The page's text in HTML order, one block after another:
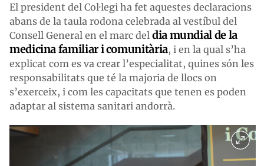
El president del Col·legi ha fet aquestes declaracions
abans de la taula rodona celebrada al vestíbul del
Consell General en el marc del dia mundial de la
medicina familiar i comunitària, i en la qual s’ha
explicat com es va crear l’especialitat, quines són les
responsabilitats que té la majoria de llocs on
s’exerceix, i com les capacitats que tenen es poden
adaptar al sistema sanitari andorrà.